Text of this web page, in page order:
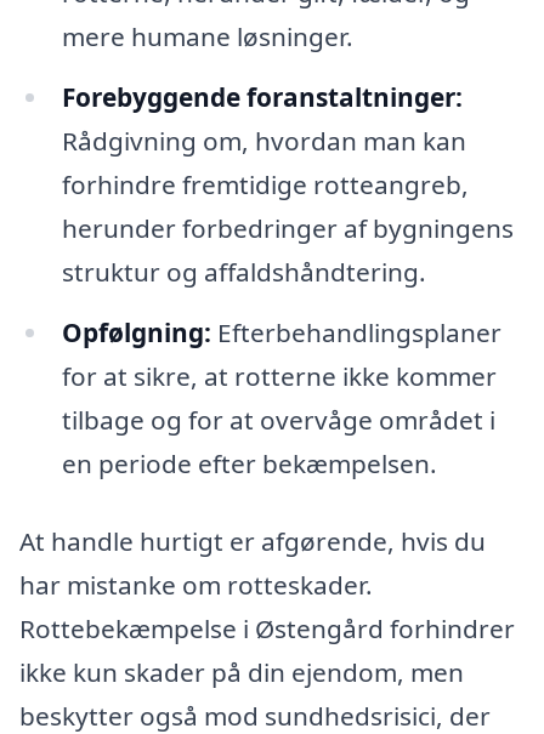
mere humane løsninger.
Forebyggende foranstaltninger:
Rådgivning om, hvordan man kan
forhindre fremtidige rotteangreb,
herunder forbedringer af bygningens
struktur og affaldshåndtering.
Opfølgning: Efterbehandlingsplaner
for at sikre, at rotterne ikke kommer
tilbage og for at overvåge området i
en periode efter bekæmpelsen.
At handle hurtigt er afgørende, hvis du
har mistanke om rotteskader.
Rottebekæmpelse i Østengård forhindrer
ikke kun skader på din ejendom, men
beskytter også mod sundhedsrisici, der